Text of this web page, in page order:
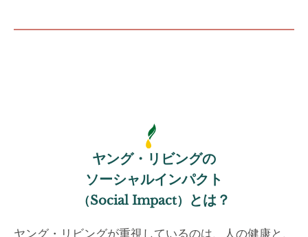
ヤング・リビングの
ソーシャルインパクト
（Social Impact） とは？
ヤング・リビングが重視しているのは、人の健康と、